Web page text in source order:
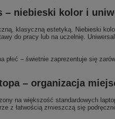
– niebieski kolor i
klasyczną estetyką. Niebieski
do pracy lub na uczelnię.
płeć – świetnie zaprezentuje się
– organizacja
na większość standardowych
z łatwością zmieszczą się